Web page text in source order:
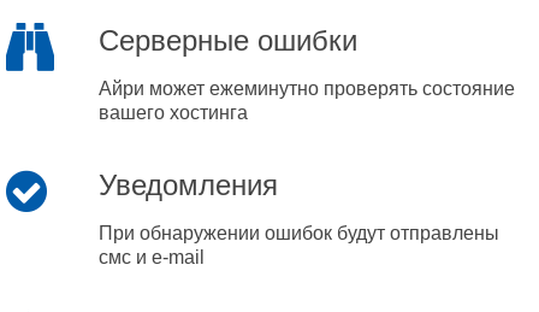
Серверные ошибки
Айри может ежеминутно проверять состояние
вашего хостинга
Уведомления
При обнаружении ошибок будут отправлены
смс и e-mail